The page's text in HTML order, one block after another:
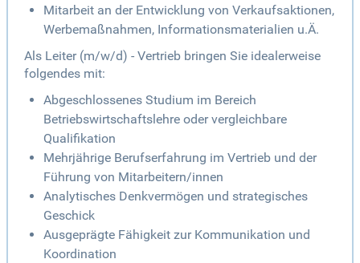
Mitarbeit an der Entwicklung von Verkaufsaktionen,
Werbemaßnahmen, Informationsmaterialien u.Ä.
Als Leiter (m/w/d) - Vertrieb bringen Sie idealerweise
folgendes mit:
Abgeschlossenes Studium im Bereich
Betriebswirtschaftslehre oder vergleichbare
Qualifikation
Mehrjährige Berufserfahrung im Vertrieb und der
Führung von Mitarbeitern/innen
Analytisches Denkvermögen und strategisches
Geschick
Ausgeprägte Fähigkeit zur Kommunikation und
Koordination